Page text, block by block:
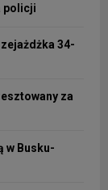
policji
34-
za
w Busku-